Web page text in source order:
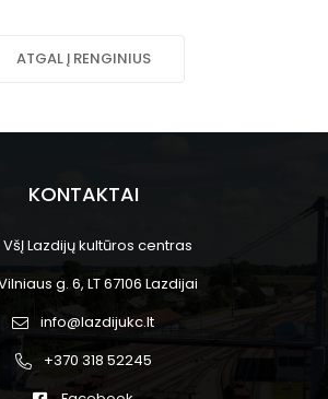
ATGAL Į RENGINIUS
KONTAKTAI
VšĮ Lazdijų kultūros centras
g. 6, LT 67106 Lazdijai
info@lazdijukc.lt
+370 318 52245